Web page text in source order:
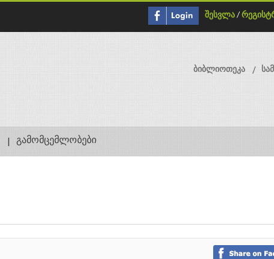
შესვლა /
ბიბლიოთეკა
გამომცემლობები